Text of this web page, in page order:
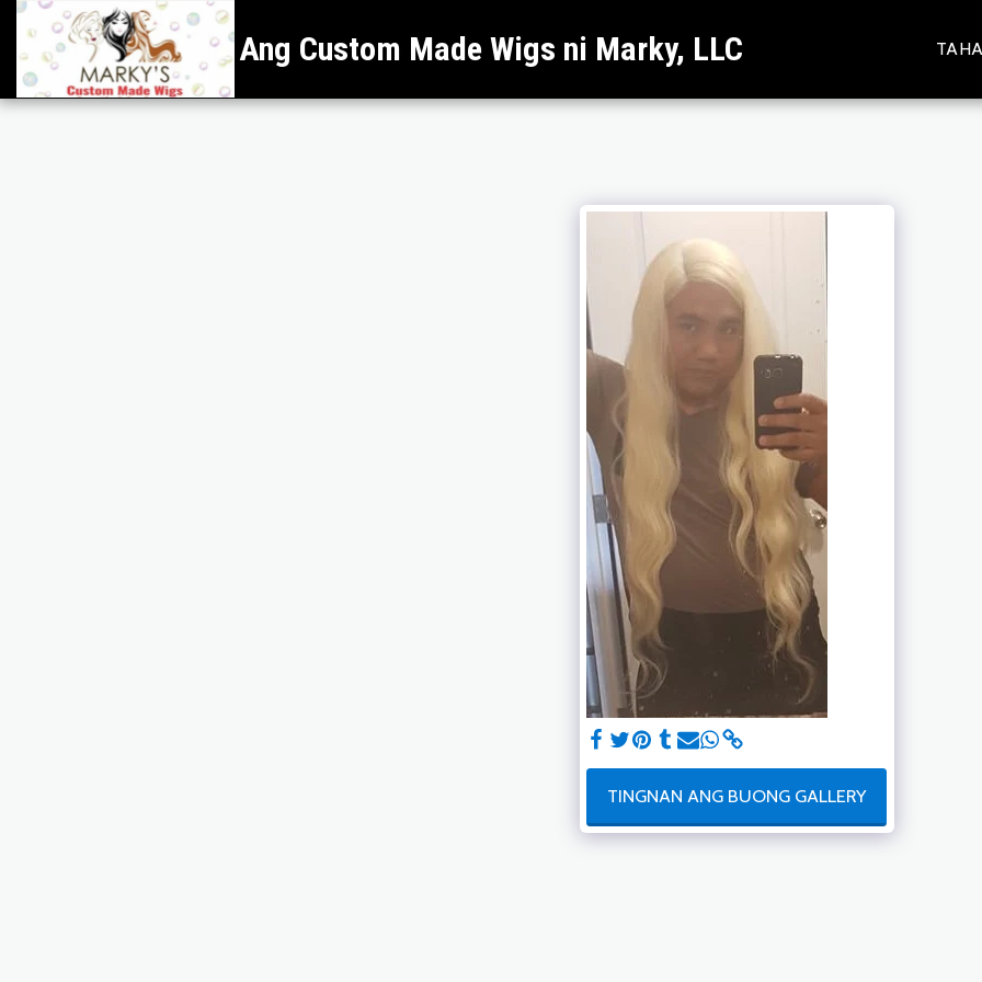
Ang Custom Made Wigs ni Marky, LLC
TINGNAN ANG BUONG GALLERY